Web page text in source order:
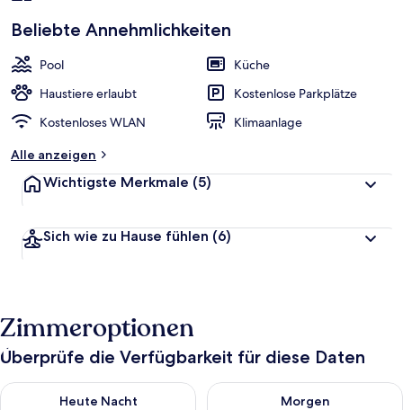
Beliebte Annehmlichkeiten
Pool
Küche
Haustiere erlaubt
Kostenlose Parkplätze
Kostenloses WLAN
Klimaanlage
Alle anzeigen
Wichtigste Merkmale (5)
Sich wie zu Hause fühlen (6)
Zimmeroptionen
Überprüfe die Verfügbarkeit für diese Daten
Heute Nacht
Überprüfe die Verfügbarkeit für heute Nacht, Aug. 8 - Aug. 9.
Morgen
Überprüfe die Verfügbarkeit